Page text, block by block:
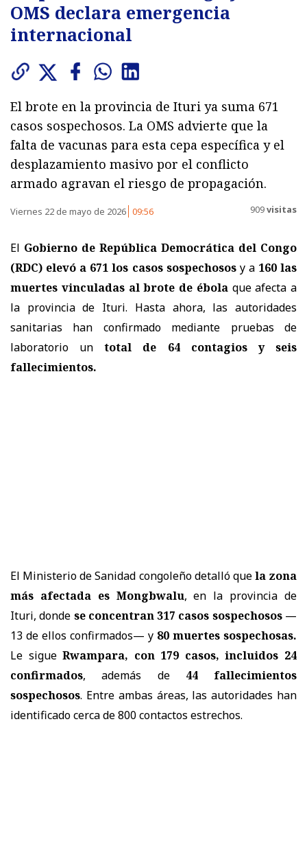
OMS declara emergencia
internacional
El brote en la provincia de Ituri ya suma 671
casos sospechosos. La OMS advierte que la
falta de vacunas para esta cepa específica y el
desplazamiento masivo por el conflicto
armado agravan el riesgo de propagación.
Viernes 22 de mayo de 2026 09:56 909visitas
El Gobierno de República Democrática del Congo
(RDC) elevó a 671 los casos sospechososy a 160 las
muertes vinculadas al brote de ébolaque afecta a
la provincia de Ituri. Hasta ahora, las autoridades
sanitarias han confirmado mediante pruebas de
laboratorio untotal de 64 contagios y seis
fallecimientos.
El Ministerio de Sanidad congoleño detalló quela zona
más afectada es Mongbwalu, en la provincia de
Ituri, donde se concentran 317 casos sospechosos—
13 de ellos confirmados— y 80 muertes sospechosas.
Le sigueRwampara, con 179 casos, incluidos 24
confirmados, además de 44 fallecimientos
sospechosos. Entre ambas áreas, las autoridades han
identificado cerca de 800 contactos estrechos.